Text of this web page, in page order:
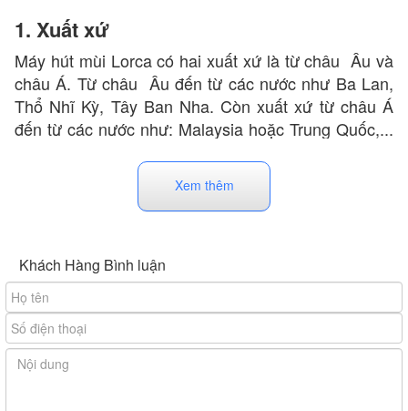
1. Xuất xứ
Máy hút mùi Lorca có hai xuất xứ là từ châu Âu và
châu Á. Từ châu Âu đến từ các nước như Ba Lan,
Thổ Nhĩ Kỳ, Tây Ban Nha. Còn xuất xứ từ châu Á
đến từ các nước như: Malaysia hoặc Trung Quốc,...
phú trong bộ sưu tập các mẫu máy hút mùi thương
hiệu Lorca hiện nay.
Xem thêm
Khách Hàng Bình luận